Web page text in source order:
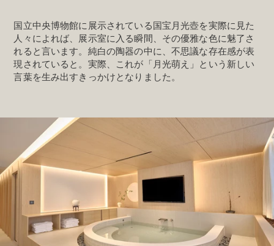
国立中央博物館に展示されている国宝月光壺を実際に見た
人々によれば、展示室に入る瞬間、その優雅な色に魅了さ
れると言います。純白の陶器の中に、不思議な存在感が表
現されていると。実際、これが「月光萌え」という新しい
言葉を生み出すきっかけとなりました。